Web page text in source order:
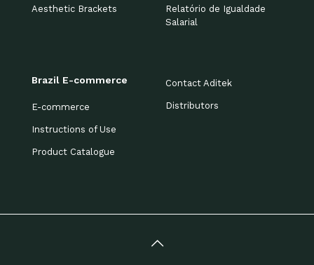
Aesthetic Brackets
Relatório de Igualdade
Salarial
Brazil E-commerce
E-commerce
Instructions of Use
Product Catalogue
Contact Aditek
Distributors